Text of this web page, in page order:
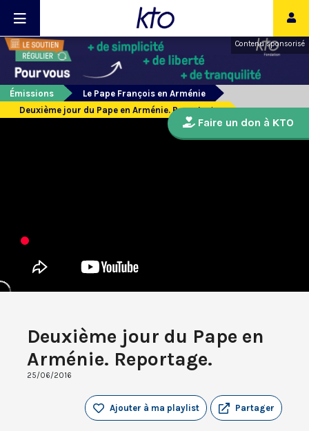
Contenu sponsorisé
Émissions
Le Pape François en Arménie
Deuxième jour du Pape en Arménie. Reportage.
Deuxième jour du Pape en
Arménie. Reportage.
25/06/2016
Partager
Ajouter à ma playlist
Faire un don à KTO